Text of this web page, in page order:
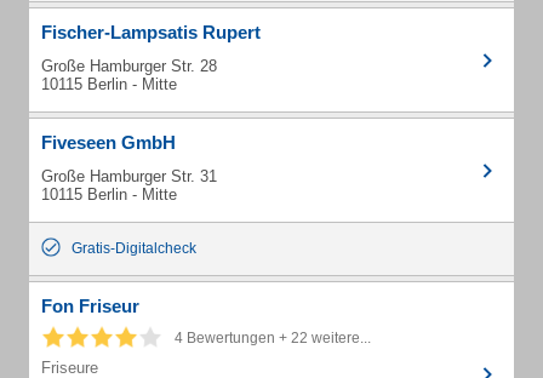
Fischer-Lampsatis Rupert
Große Hamburger Str. 28
10115 Berlin - Mitte
Fiveseen GmbH
Große Hamburger Str. 31
10115 Berlin - Mitte
Gratis-Digitalcheck
Fon Friseur
4 Bewertungen + 22 weitere...
Friseure